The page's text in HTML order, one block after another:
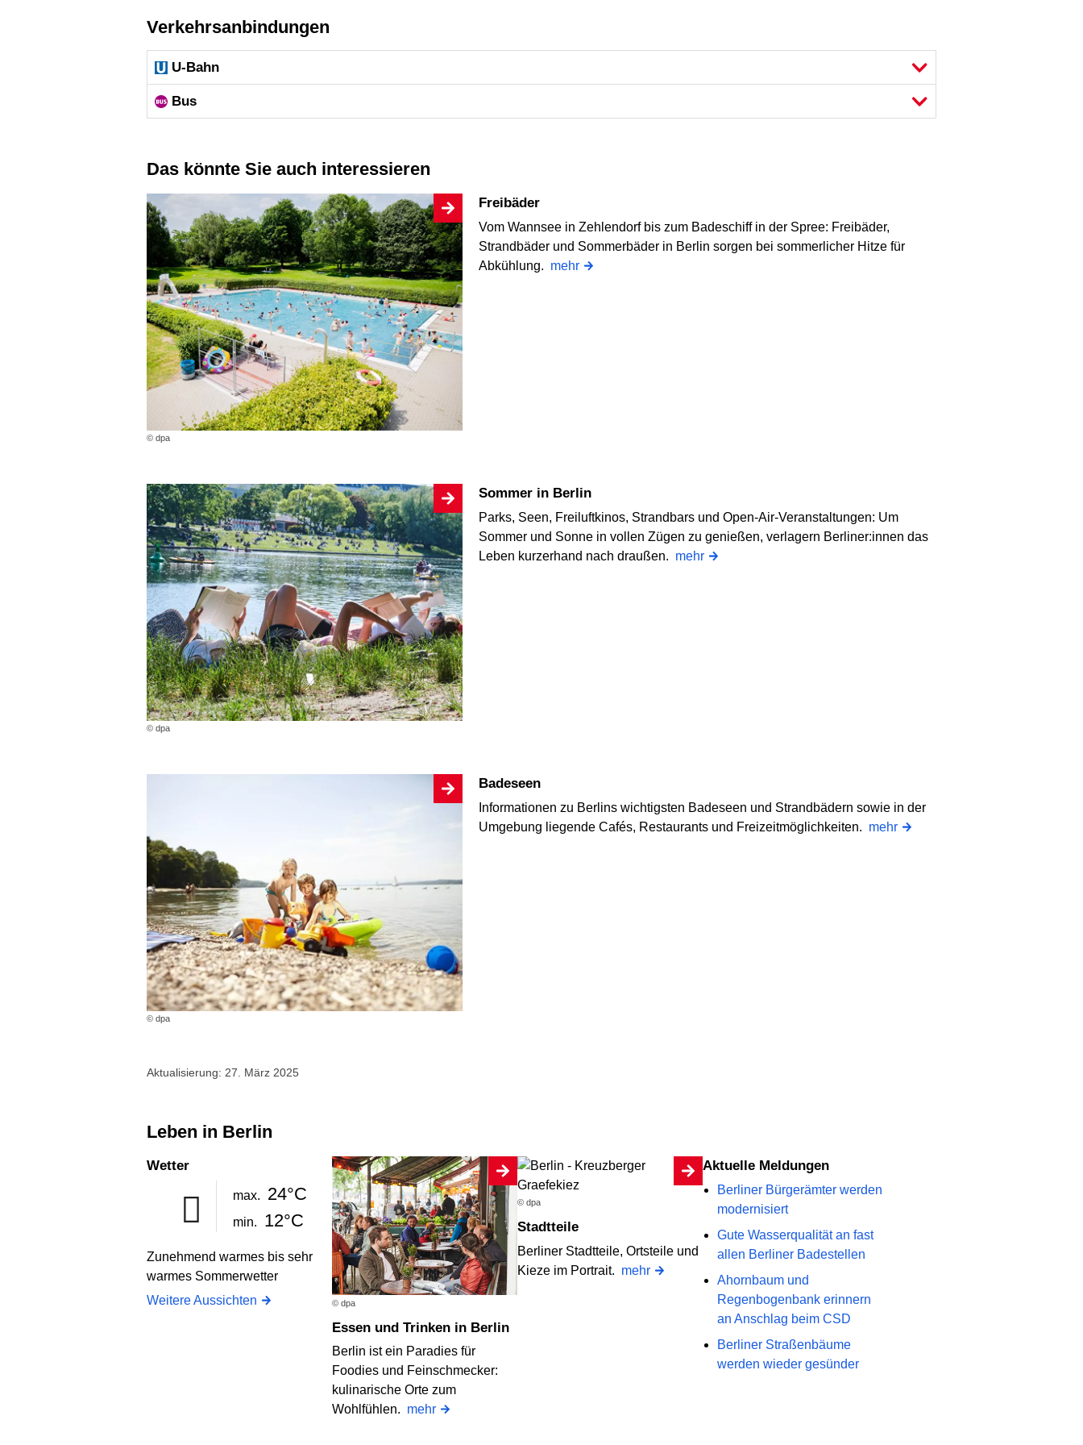
Verkehrsanbindungen
U-Bahn
Bus
Das könnte Sie auch interessieren
© dpa
Freibäder
Vom Wannsee in Zehlendorf bis zum Badeschiff in der Spree: Freibäder,
Strandbäder und Sommerbäder in Berlin sorgen bei sommerlicher Hitze für
Abkühlung. mehr
© dpa
Sommer in Berlin
Parks, Seen, Freiluftkinos, Strandbars und Open-Air-Veranstaltungen: Um
Sommer und Sonne in vollen Zügen zu genießen, verlagern Berliner:innen das
Leben kurzerhand nach draußen. mehr
© dpa
Badeseen
Informationen zu Berlins wichtigsten Badeseen und Strandbädern sowie in der
Umgebung liegende Cafés, Restaurants und Freizeitmöglichkeiten. mehr
Aktualisierung: 27. März 2025
Leben in Berlin
Wetter
max. 24°C
min. 12°C
Zunehmend warmes bis sehr
warmes Sommerwetter
Weitere Aussichten
© dpa
Essen und Trinken in Berlin
Berlin ist ein Paradies für
Foodies und Feinschmecker:
kulinarische Orte zum
Wohlfühlen. mehr
© dpa
Stadtteile
Berliner Stadtteile, Ortsteile und
Kieze im Portrait. mehr
Aktuelle Meldungen
Berliner Bürgerämter werden
modernisiert
Gute Wasserqualität an fast
allen Berliner Badestellen
Ahornbaum und
Regenbogenbank erinnern
an Anschlag beim CSD
Berliner Straßenbäume
werden wieder gesünder